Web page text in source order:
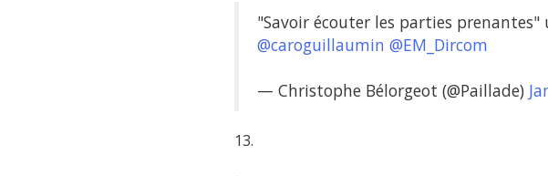
"Savoir écouter les parties
@caroguillaumin @EM_Dircom
— Christophe Bélorgeot (@Paillade)
13.